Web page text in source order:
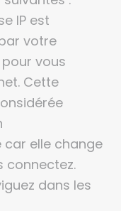
IP est
votre
vous
Cette
elle change
connectez.
dans les